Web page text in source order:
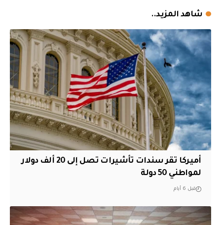
شاهد المزيد..
أميركا تقر سندات تأشيرات تصل إلى 20 ألف دولار
لمواطني 50 دولة
قبل 6 أيام